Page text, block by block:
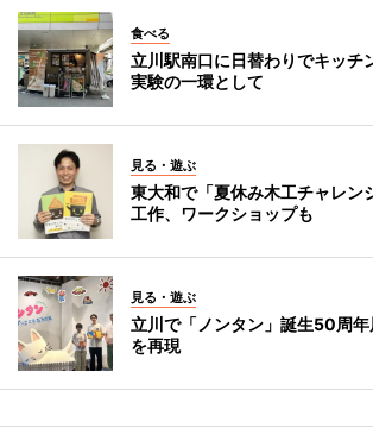
食べる
立川駅南口に日替わりでキッ
実験の一環として
見る・遊ぶ
東大和で「夏休み木工チャレ
工作、ワークショップも
見る・遊ぶ
立川で「ノンタン」誕生50周
を再現